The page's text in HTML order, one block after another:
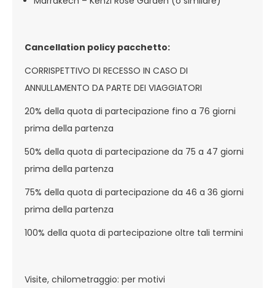
Cancellation policy pacchetto:
CORRISPETTIVO DI RECESSO IN CASO DI
ANNULLAMENTO DA PARTE DEI VIAGGIATORI
20% della quota di partecipazione fino a 76 giorni
prima della partenza
50% della quota di partecipazione da 75 a 47 giorni
prima della partenza
75% della quota di partecipazione da 46 a 36 giorni
prima della partenza
100% della quota di partecipazione oltre tali termini
Visite, chilometraggio: per motivi